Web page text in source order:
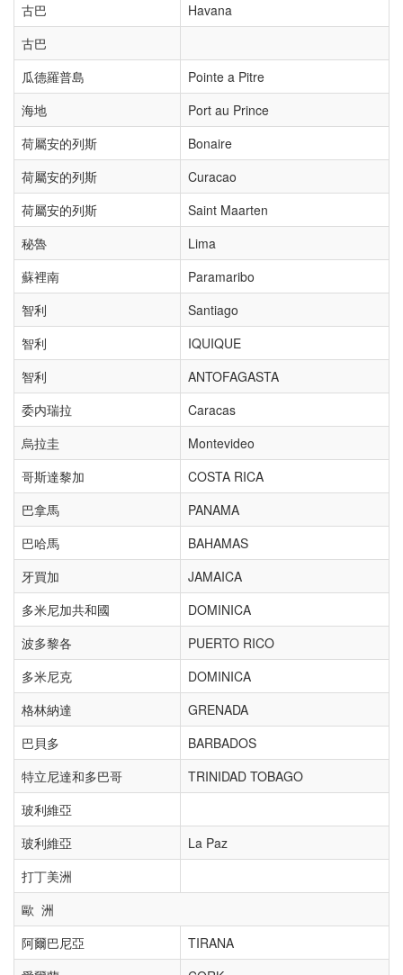
古巴
Havana
古巴
瓜德羅普島
Pointe a Pitre
海地
Port au Prince
荷屬安的列斯
Bonaire
荷屬安的列斯
Curacao
荷屬安的列斯
Saint Maarten
秘魯
Lima
蘇裡南
Paramaribo
智利
Santiago
智利
IQUIQUE
智利
ANTOFAGASTA
委内瑞拉
Caracas
烏拉圭
Montevideo
哥斯達黎加
COSTA RICA
巴拿馬
PANAMA
巴哈馬
BAHAMAS
牙買加
JAMAICA
多米尼加共和國
DOMINICA
波多黎各
PUERTO RICO
多米尼克
DOMINICA
格林納達
GRENADA
巴貝多
BARBADOS
特立尼達和多巴哥
TRINIDAD TOBAGO
玻利維亞
玻利維亞
La Paz
打丁美洲
歐 洲
阿爾巴尼亞
TIRANA